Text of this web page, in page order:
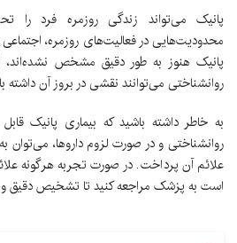
پانیک می‌تواند زندگی روزمره فرد را
محدودیت‌هایی در فعالیت‌های روزمره،
پانیک هنوز به طور دقیق مشخص نشده‌اند،
روانشناختی می‌توانند نقشی در بروز آن داشته
به خاطر داشته باشید که بیماری پانیک
روانشناختی و در صورت لزوم داروها،
علائم آن پرداخت. در صورت تجربه هرگونه
است به پزشک مراجعه کنید تا تشخیص دقیق و